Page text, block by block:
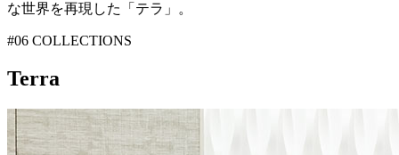
な世界を再現した「テラ」。
#06 COLLECTIONS
Terra